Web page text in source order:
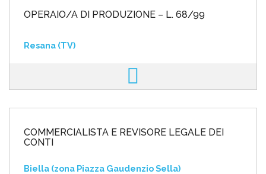
OPERAIO/A DI PRODUZIONE – L. 68/99
Resana (TV)
COMMERCIALISTA E REVISORE LEGALE DEI
CONTI
Biella (zona Piazza Gaudenzio Sella)